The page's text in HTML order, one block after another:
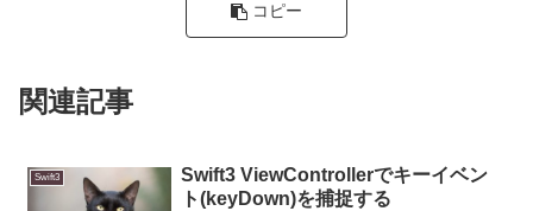
コピー
関連記事
Swift3
Swift3 ViewControllerでキーイベン
ト(keyDown)を捕捉する